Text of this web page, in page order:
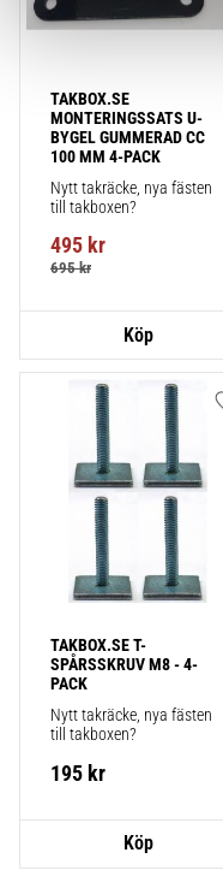
TAKBOX.SE
MONTERINGSSATS U-
BYGEL GUMMERAD CC
100 MM 4-PACK
Nytt takräcke, nya fästen
till takboxen?
495 kr
695kr
TAKBOX.SE T-
SPÅRSSKRUV M8 - 4-
PACK
Nytt takräcke, nya fästen
till takboxen?
195 kr